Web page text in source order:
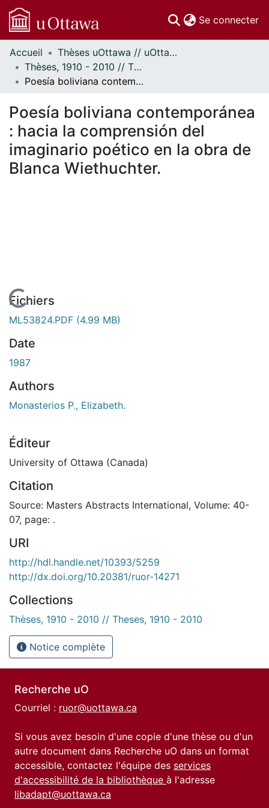
Se connecter
Communautés
et collections
Parcourir
À propos
Accueil
Thèses uOttawa // uOttawa Theses
Thèses, 1910 - 2010 // Theses, 1910 - 2010
Poesía boliviana contemporánea : hacia la comprensión del imaginario poético en la obra de Blanca Wiethuchter.
Poesía boliviana contemporánea
: hacia la comprensión del
imaginario poético en la obra de
Blanca Wiethuchter.
En cours de chargement...
Fichiers
ML53824.PDF (4.99 MB)
Date
1987
Authors
Monasterios P., Elizabeth.
Éditeur
University of Ottawa (Canada)
Citation
Source: Masters Abstracts International, Volume: 40-
07, page: .
URI
http://hdl.handle.net/10393/5259
http://dx.doi.org/10.20381/ruor-14271
Collections
Thèses, 1910 - 2010 // Theses, 1910 - 2010
Notice complète
Recherche uO
Courriel : ruor@uottawa.ca
Si vous avez besoin d'une copie d'une thèse ou d'un
autre document dans Recherche uO dans un format
accessible, contactez l'équipe des services
d'accessibilité de la bibliothèque à l'adresse
libadapt@uottawa.ca